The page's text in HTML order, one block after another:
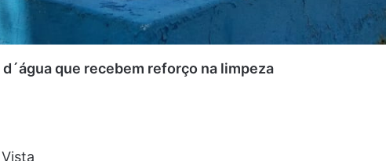
que recebem reforço na limpeza